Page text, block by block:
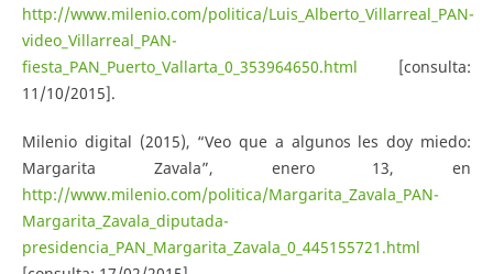
http://www.milenio.com/politica/Luis_Alberto_Villarreal_PAN-
video_Villarreal_PAN-
fiesta_PAN_Puerto_Vallarta_0_353964650.html [consulta:
11/10/2015].
Milenio digital (2015), “Veo que a algunos les doy miedo:
Margarita Zavala”, enero 13, en
http://www.milenio.com/politica/Margarita_Zavala_PAN-
Margarita_Zavala_diputada-
presidencia_PAN_Margarita_Zavala_0_445155721.html